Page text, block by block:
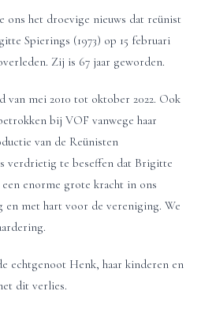
ons het droevige nieuws dat reünist
Spierings (1973) op 15 februari
Zij is 67 jaar geworden.
van mei 2010 tot oktober 2022. Ook
bij VOF vanwege haar
van de Reünisten
verdrietig te beseffen dat Brigitte
enorme grote kracht in ons
met hart voor de vereniging. We
echtgenoot Henk, haar kinderen en
dit verlies.